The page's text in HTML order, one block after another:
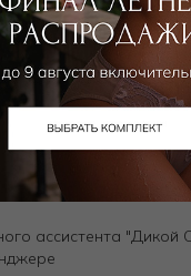
вы соглашаетесь с
ассистента "Дикой